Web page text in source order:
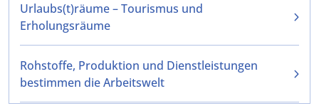
Urlaubs(t)räume – Tourismus und
Erholungsräume
Rohstoffe, Produktion und Dienstleistungen
bestimmen die Arbeitswelt